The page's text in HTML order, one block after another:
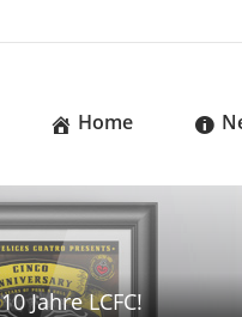
Home
10 Jahre LCFC!